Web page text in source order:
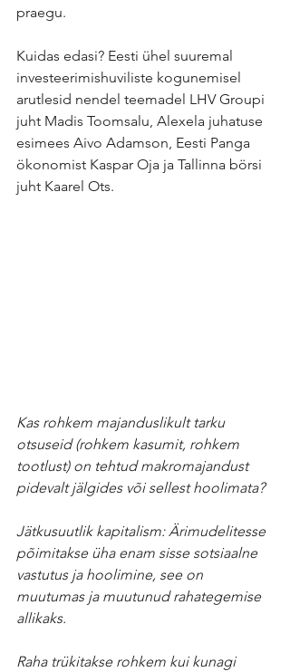
praegu.
Kuidas edasi? Eesti ühel suuremal
investeerimishuviliste kogunemisel
arutlesid nendel teemadel LHV Groupi
juht Madis Toomsalu, Alexela juhatuse
esimees Aivo Adamson, Eesti Panga
ökonomist Kaspar Oja ja Tallinna börsi
juht Kaarel Ots.
Kas rohkem majanduslikult tarku
otsuseid (rohkem kasumit, rohkem
tootlust) on tehtud makromajandust
pidevalt jälgides või sellest hoolimata?
Jätkusuutlik kapitalism: Ärimudelitesse
põimitakse üha enam sisse sotsiaalne
vastutus ja hoolimine, see on
muutumas ja muutunud rahategemise
allikaks.
Raha trükitakse rohkem kui kunagi